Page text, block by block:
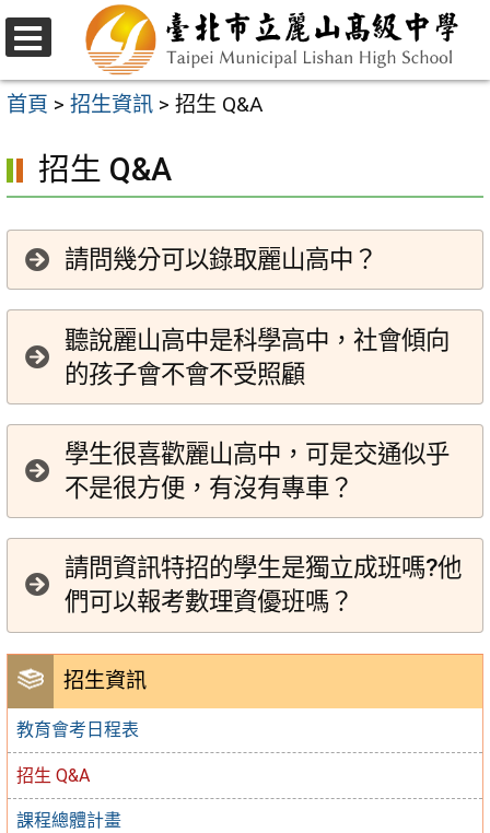
跳
至
主
內
容
區
選
單
首頁 > 招生資訊 > 招生 Q&A
招生資訊
教育會考日程表
招生 Q&A
課程總體計畫
招生 Q&A
請問幾分可以錄取麗山高中？
聽說麗山高中是科學高中，社會傾向
的孩子會不會不受照顧
學生很喜歡麗山高中，可是交通似乎
不是很方便，有沒有專車？
請問資訊特招的學生是獨立成班嗎?他
們可以報考數理資優班嗎？